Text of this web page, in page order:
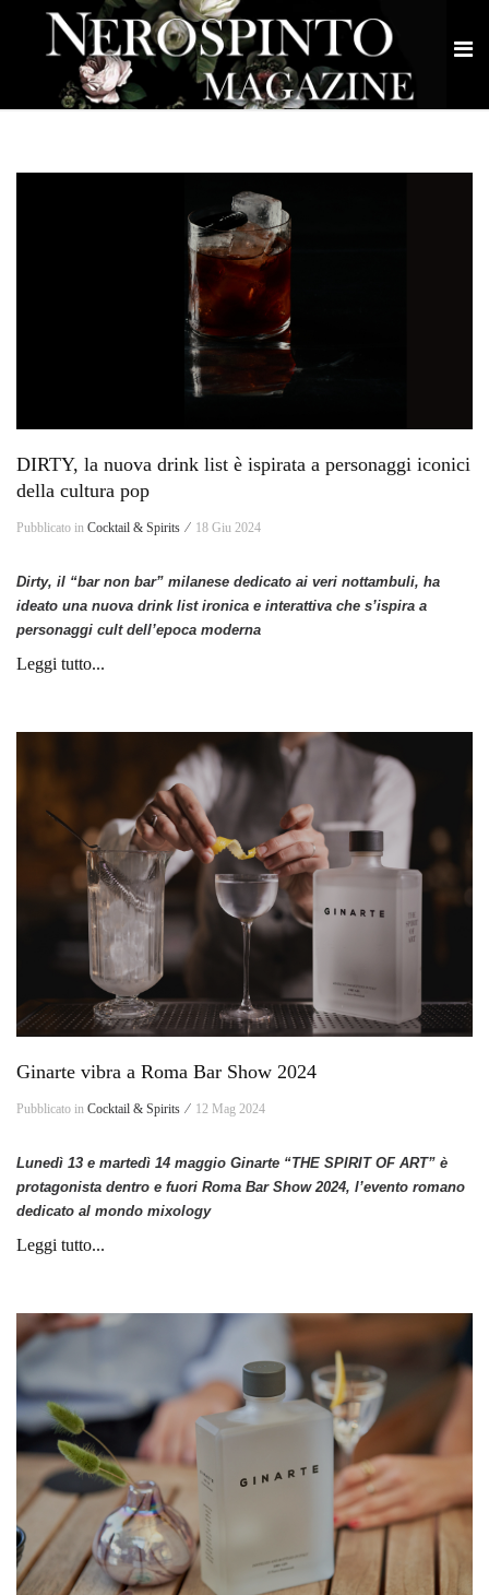
DIRTY, la nuova drink list è ispirata a personaggi iconici
della cultura pop
Pubblicato in Cocktail & Spirits ⁄ 18 Giu 2024
Dirty, il “bar non bar” milanese dedicato ai veri nottambuli, ha
ideato una nuova drink list ironica e interattiva che s’ispira a
personaggi cult dell’epoca moderna
Leggi tutto...
Ginarte vibra a Roma Bar Show 2024
Pubblicato in Cocktail & Spirits ⁄ 12 Mag 2024
Lunedì 13 e martedì 14 maggio Ginarte “THE SPIRIT OF ART” è
protagonista dentro e fuori Roma Bar Show 2024, l’evento romano
dedicato al mondo mixology
Leggi tutto...